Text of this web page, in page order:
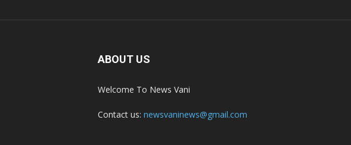
ABOUT US
Welcome To News Vani
Contact us: newsvaninews@gmail.com